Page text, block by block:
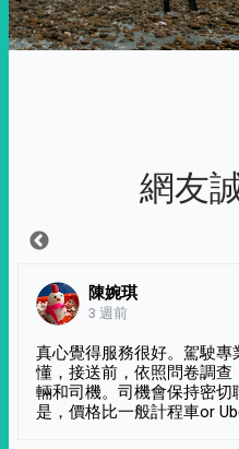
網友
陳婉琪
3 週前
真心覺得服務很好。駕駛
懂，接送前，依照問卷調
輛和司機。司機會保持密
是，價格比一般計程車or